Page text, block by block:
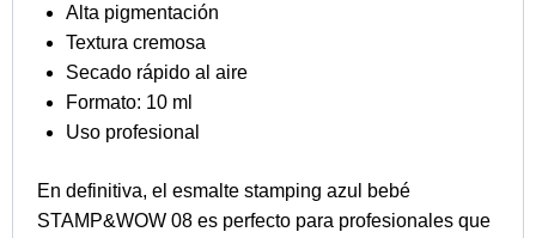
Alta pigmentación
Textura cremosa
Secado rápido al aire
Formato: 10 ml
Uso profesional
En definitiva, el esmalte stamping azul bebé
STAMP&WOW 08 es perfecto para profesionales que